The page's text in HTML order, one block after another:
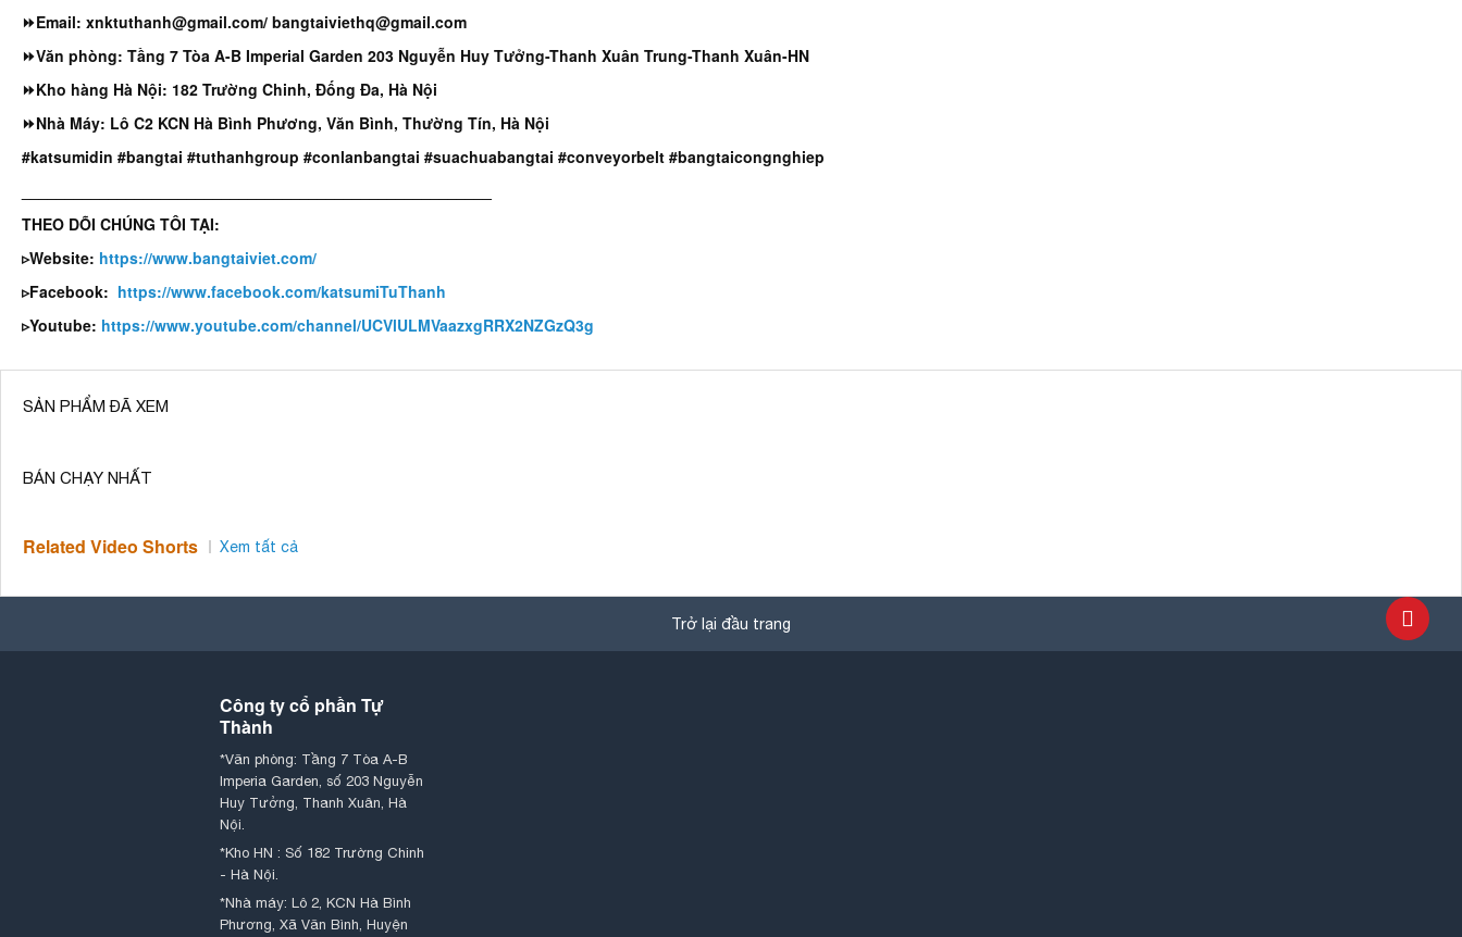
⏩Email: xnktuthanh@gmail.com/ bangtaiviethq@gmail.com
⏩Văn phòng: Tầng 7 Tòa A-B Imperial Garden 203 Nguyễn Huy Tưởng-Thanh Xuân Trung-Thanh Xuân-HN
⏩Kho hàng Hà Nội: 182 Trường Chinh, Đống Đa, Hà Nội
⏩Nhà Máy: Lô C2 KCN Hà Bình Phương, Văn Bình, Thường Tín, Hà Nội
#katsumidin #bangtai #tuthanhgroup #conlanbangtai #suachuabangtai #conveyorbelt #bangtaicongnghiep
THEO DÕI CHÚNG TÔI TẠI:
▹Website: https://www.bangtaiviet.com/
▹Facebook: https://www.facebook.com/katsumiTuThanh
▹Youtube: https://www.youtube.com/channel/UCVlULMVaazxgRRX2NZGzQ3g
SẢN PHẨM ĐÃ XEM
BÁN CHẠY NHẤT
Related Video Shorts Xem tất cả
Trở lại đầu trang
Công ty cổ phần Tự
Thành
*Văn phòng: Tầng 7 Tòa A-B
Imperia Garden, số 203 Nguyễn
Huy Tưởng, Thanh Xuân, Hà
Nội.
*Kho HN : Số 182 Trường Chinh
- Hà Nội.
*Nhà máy: Lô 2, KCN Hà Bình
Phương, Xã Văn Bình, Huyện